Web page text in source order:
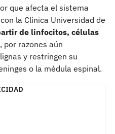
que afecta el sistema
la Clínica Universidad de
de linfocitos, células
por razones aún
y restringen su
o la médula espinal.